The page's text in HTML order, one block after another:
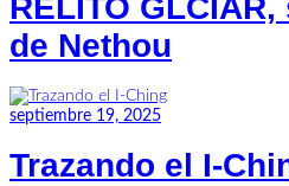
RELITO
de Nethou
septiembre 19, 2025
Trazando el I-